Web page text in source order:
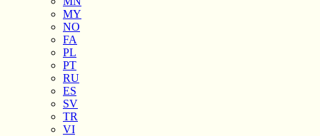
MY
NO
FA
PL
PT
RU
ES
SV
TR
VI